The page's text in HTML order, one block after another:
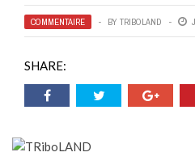
COMMENTAIRE BY TRIBOLAND
SHARE: